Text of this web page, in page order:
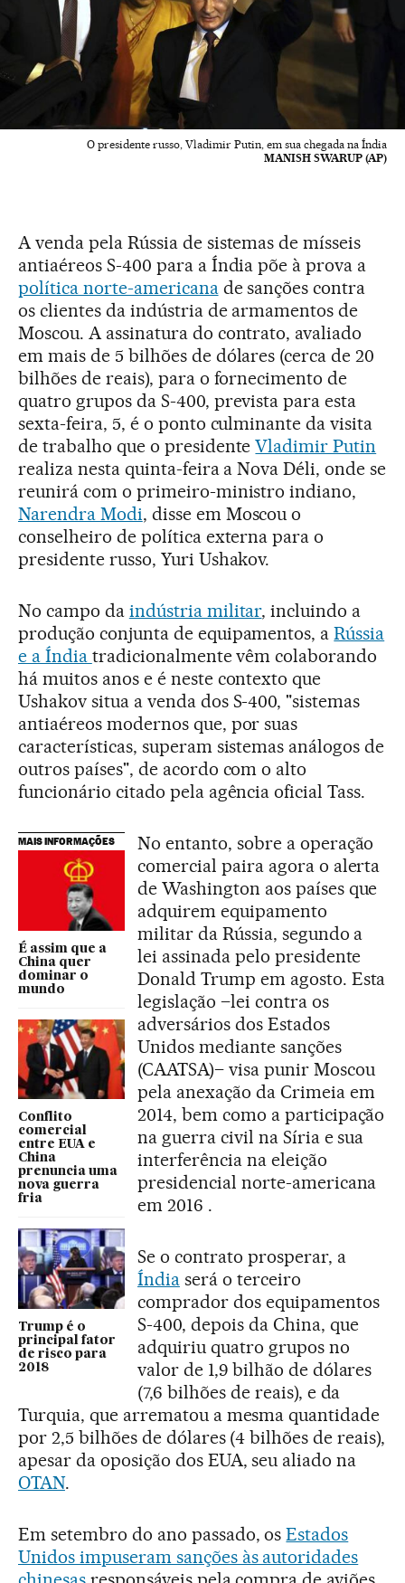
O presidente russo, Vladimir Putin, em sua chegada na Índia
MANISH SWARUP (AP)
A venda pela Rússia de sistemas de mísseis
antiaéreos S-400 para a Índia põe à prova a
política norte-americanade sanções contra
os clientes da indústria de armamentos de
Moscou. A assinatura do contrato, avaliado
em mais de 5 bilhões de dólares (cerca de 20
bilhões de reais), para o fornecimento de
quatro grupos da S-400, prevista para esta
sexta-feira, 5, é o ponto culminante da visita
de trabalho que o presidenteVladimir Putin
realiza nesta quinta-feira a Nova Déli, onde se
reunirá com o primeiro-ministro indiano,
Narendra Modi, disse em Moscou o
conselheiro de política externa para o
presidente russo, Yuri Ushakov.
No campo da indústria militar, incluindo a
produção conjunta de equipamentos, aRússia
e a Índia tradicionalmente vêm colaborando
há muitos anos e é neste contexto que
Ushakov situa a venda dos S-400, "sistemas
antiaéreos modernos que, por suas
características, superam sistemas análogos de
outros países", de acordo com o alto
funcionário citado pela agência oficial Tass.
MAIS INFORMAÇÕES
É assim que a
China quer
dominar o
mundo
Conflito
comercial
entre EUA e
China
prenuncia uma
nova guerra
fria
Trump é o
principal fator
de risco para
2018
No entanto, sobre a operação
comercial paira agora o alerta
de Washington aos países que
adquirem equipamento
militar da Rússia, segundo a
lei assinada pelo presidente
Donald Trump em agosto. Esta
legislação –lei contra os
adversários dos Estados
Unidos mediante sanções
(CAATSA)– visa punir Moscou
pela anexação da Crimeia em
2014, bem como a participação
na guerra civil na Síria e sua
interferência na eleição
presidencial norte-americana
em 2016 .
Se o contrato prosperar, a
Índiaserá o terceiro
comprador dos equipamentos
S-400, depois da China, que
adquiriu quatro grupos no
valor de 1,9 bilhão de dólares
(7,6 bilhões de reais), e da
Turquia, que arrematou a mesma quantidade
por 2,5 bilhões de dólares (4 bilhões de reais),
apesar da oposição dos EUA, seu aliado na
OTAN.
Em setembro do ano passado, osEstados
Unidos impuseram sanções às autoridades